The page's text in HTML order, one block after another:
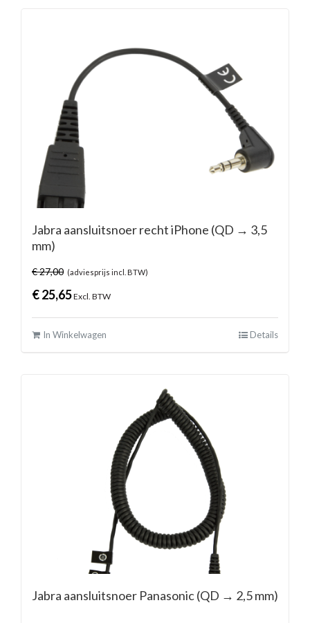
Jabra aansluitsnoer recht iPhone (QD → 3,5
mm)
€27,00 (adviesprijs incl. BTW)
€25,65Excl. BTW
In Winkelwagen Details
Jabra aansluitsnoer Panasonic (QD → 2,5 mm)